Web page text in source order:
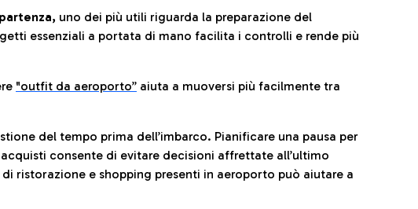
uno dei più utili riguarda la preparazione del
essenziali a portata di mano facilita i controlli e rende più
"outfit da aeroporto” aiuta a muoversi più facilmente tra
del tempo prima dell’imbarco. Pianificare una pausa per
consente di evitare decisioni affrettate all’ultimo
ristorazione e shopping presenti in aeroporto può aiutare a